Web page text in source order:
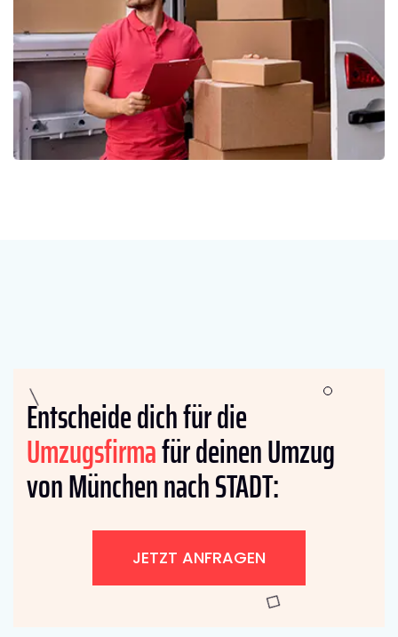
Entscheide dich für die
Umzugsfirmafür deinen Umzug
von München nach STADT:
JETZT ANFRAGEN